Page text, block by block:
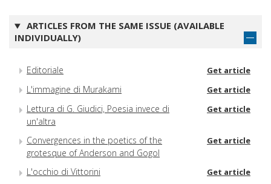
ARTICLES FROM THE SAME ISSUE (AVAILABLE
INDIVIDUALLY)
Editoriale Get article
L'immagine di Murakami Get article
Lettura di G. Giudici, Poesia invece di
un'altra
Get article
Convergences in the poetics of the
grotesque of Anderson and Gogol
Get article
L'occhio di Vittorini Get article